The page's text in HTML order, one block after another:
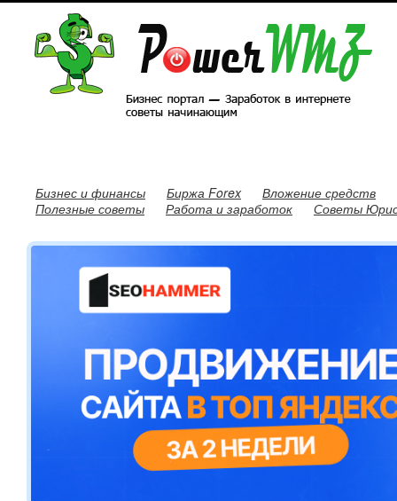
Бизнес и финансы Биржа Forex
Вложение средств
Полезные советы
Работа и заработок Советы